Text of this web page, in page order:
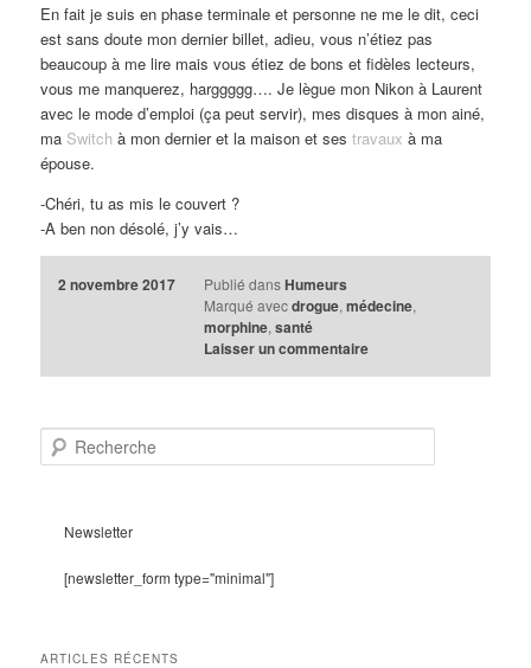
En fait je suis en phase terminale et personne ne me le dit, ceci
est sans doute mon dernier billet, adieu, vous n’étiez pas
beaucoup à me lire mais vous étiez de bons et fidèles lecteurs,
vous me manquerez, harggggg…. Je lègue mon Nikon à Laurent
avec le mode d’emploi (ça peut servir), mes disques à mon ainé,
ma Switch à mon dernier et la maison et sestravaux à ma
épouse.
-Chéri, tu as mis le couvert ?
-A ben non désolé, j’y vais…
2 novembre 2017 Publié dans Humeurs
Marqué avec drogue, médecine,
morphine, santé
Laisser un commentaire
e
Newsletter
[newsletter_form type="minimal"]
ARTICLES RÉCENTS